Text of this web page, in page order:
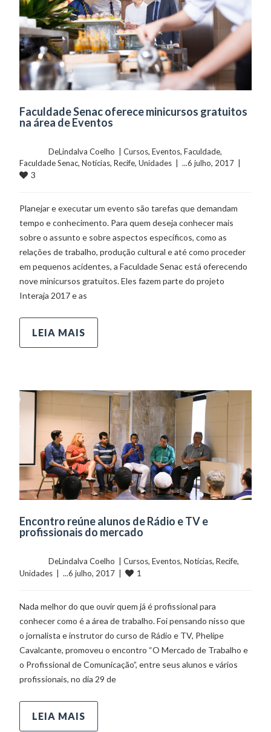
Faculdade Senac oferece minicursos gratuitos
na área de Eventos
	    	DeLindalva Coelho  |
Cursos, Eventos, Faculdade
Faculdade Senac, Notícias, Recife, Unidades
3
Planejar e executar um evento são tarefas que demandam
tempo e conhecimento. Para quem deseja conhecer mais
sobre o assunto e sobre aspectos específicos, como as
relações de trabalho, produção cultural e até como proceder
em pequenos acidentes, a Faculdade Senac está oferecendo
nove minicursos gratuitos. Eles fazem parte do projeto
Interaja 2017 e as
LEIA MAIS
Encontro reúne alunos de Rádio e TV e
profissionais do mercado
	    	DeLindalva Coelho  |
Cursos, Eventos, Notícias, Recife
Unidades
  |  ...6 julho, 2017  |
1
Nada melhor do que ouvir quem já é profissional para
conhecer como é a área de trabalho. Foi pensando nisso que
o jornalista e instrutor do curso de Rádio e TV, Phelipe
Cavalcante, promoveu o encontro “O Mercado de Trabalho e
o Profissional de Comunicação”, entre seus alunos e vários
profissionais, no dia 29 de
LEIA MAIS